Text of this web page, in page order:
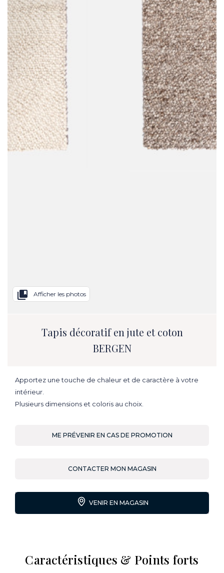
collections_bookmark Afficher les photos
Tapis décoratif en jute et coton
BERGEN
Apportez une touche de chaleur et de caractère à votre
intérieur.
Plusieurs dimensions et coloris au choix.
ME PRÉVENIR EN CAS DE PROMOTION
CONTACTER MON MAGASIN
VENIR EN MAGASIN
Caractéristiques & Points forts